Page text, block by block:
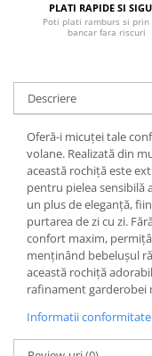
PLATI RAPIDE SI
Poti plati ramburs si prin
bancar fara riscuri
Descriere
Oferă-i micuței tale
volane. Realizată din
această rochiță este
pentru pielea sensibilă
un plus de eleganță,
purtarea de zi cu zi.
confort maxim,
menținând bebelușul
această rochiță
rafinament garderobei
Informatii